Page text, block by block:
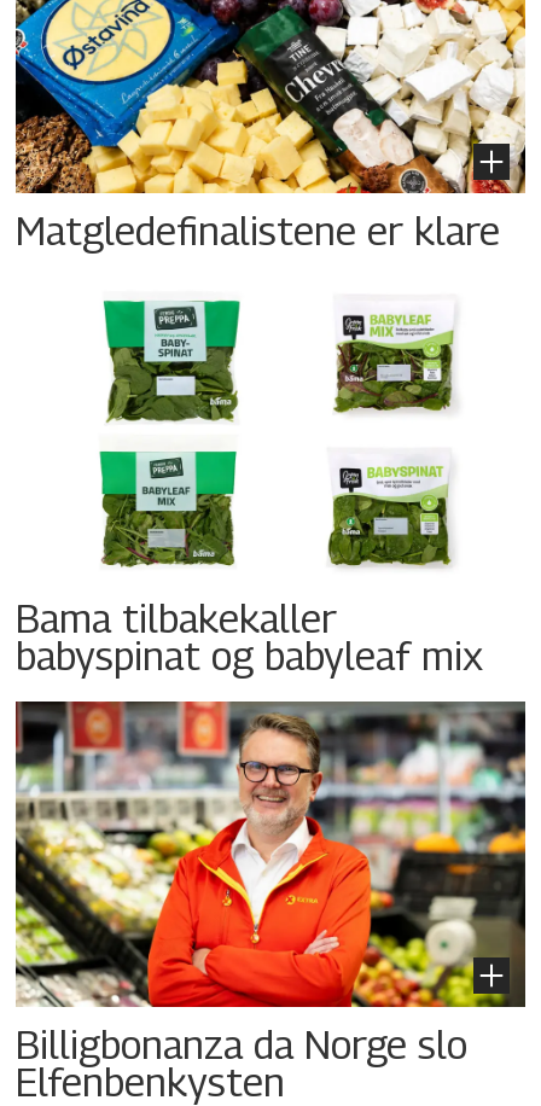
Matgledefinalistene er klare
Bama tilbakekaller
babyspinat og babyleaf mix
Billigbonanza da Norge slo
Elfenbenkysten